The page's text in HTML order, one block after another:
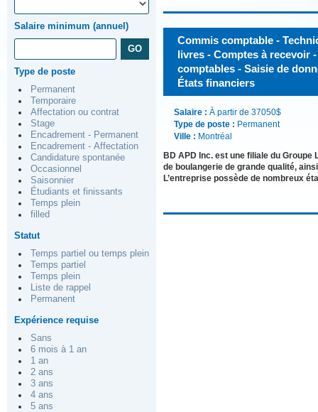
Salaire minimum (annuel)
Type de poste
Permanent
Temporaire
Affectation ou contrat
Stage
Encadrement - Permanent
Encadrement - Affectation
Candidature spontanée
Occasionnel
Saisonnier
Étudiants et finissants
Temps plein
filled
Statut
Temps partiel ou temps plein
Temps partiel
Temps plein
Liste de rappel
Permanent
Expérience requise
Sans
6 mois à 1 an
1 an
2 ans
3 ans
4 ans
5 ans
Commis comptable -
livres - Comptes à recevoir
comptables - Saisie de
États financiers
Salaire : À partir de 37050$
Type de poste : Permanent
Ville : Montréal
BD APD Inc. est une filiale du
de boulangerie de grande qualité,
L’entreprise possède de nombreux